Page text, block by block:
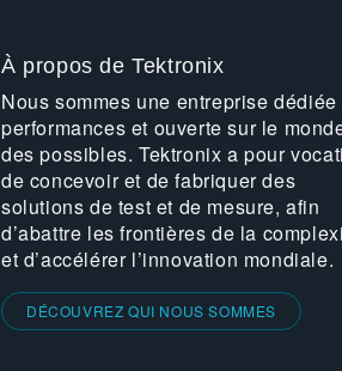
À propos de Tektronix
Nous sommes une entreprise
performances et ouverte sur le
des possibles. Tektronix a pour
de concevoir et de fabriquer des
solutions de test et de mesure, afin
d’abattre les frontières de la
et d’accélérer l’innovation mondiale.
DÉCOUVREZ QUI NOUS SOMMES